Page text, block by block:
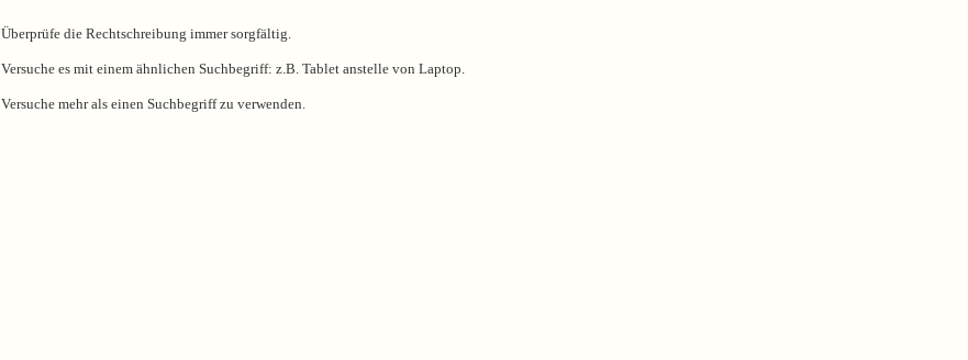
Überprüfe die Rechtschreibung immer sorgfältig.
Versuche es mit einem ähnlichen Suchbegriff: z.B. Tablet anstelle von Laptop.
Versuche mehr als einen Suchbegriff zu verwenden.